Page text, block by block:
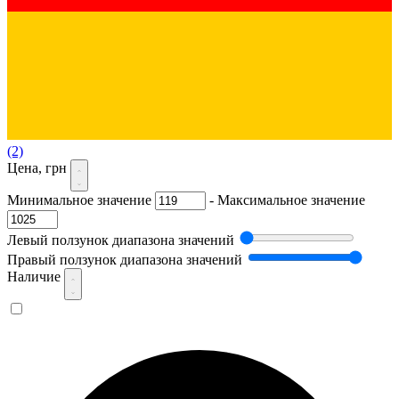
(2)
Цена, грн
Минимальное значение - Максимальное значение
Левый ползунок диапазона значений
Правый ползунок диапазона значений
Наличие